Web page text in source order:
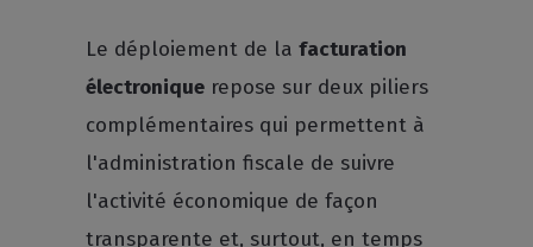
Le déploiement de lafacturation
électronique repose sur deux piliers
complémentaires qui permettent à
l'administration fiscale de suivre
l'activité économique de façon
transparente et, surtout, en temps